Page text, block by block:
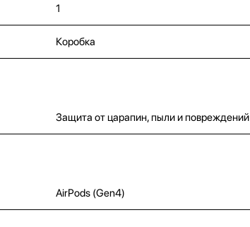
1
Коробка
Защита от царапин, пыли и повреждений
AirPods (Gen4)